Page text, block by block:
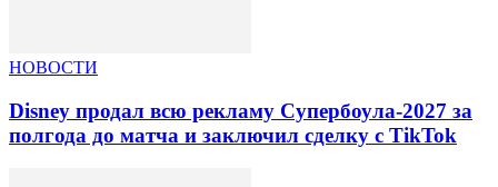
НОВОСТИ
Disney продал всю рекламу Супербоула-2027 за
полгода до матча и заключил сделку с TikTok